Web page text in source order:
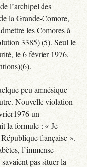
l’archipel des
la Grande-Comore,
les Comores à
3385) (5). Seul le
le 6 février 1976,
peu amnésique
Nouvelle violation
un
la formule : « Je
française ».
l’immense
pas situer la